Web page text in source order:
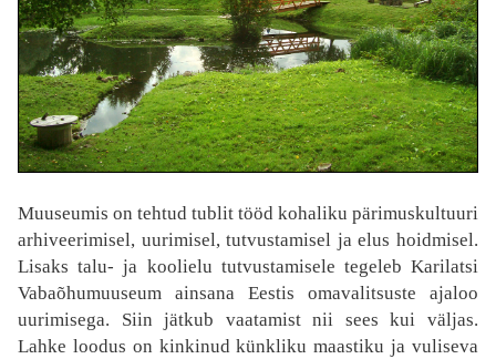
Muuseumis on tehtud tublit tööd kohaliku pärimuskultuuri
arhiveerimisel, uurimisel, tutvustamisel ja elus hoidmisel.
Lisaks talu- ja koolielu tutvustamisele tegeleb Karilatsi
Vabaõhumuuseum ainsana Eestis omavalitsuste ajaloo
uurimisega. Siin jätkub vaatamist nii sees kui väljas.
Lahke loodus on kinkinud künkliku maastiku ja vuliseva